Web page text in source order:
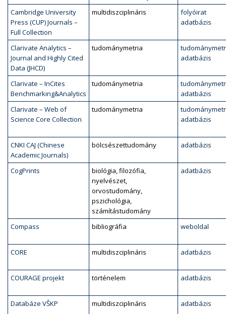
Cambridge University
Press (CUP) Journals –
Full Collection
multidiszciplináris
folyóirat
adatbázis
Clarivate Analytics –
Journal and Highly Cited
Data (JHCD)
tudománymetria
adatbázis
Clarivate – InCites
Benchmarking&Analytics
tudománymetria
adatbázis
Clarivate – Web of
Science Core Collection
tudománymetria
adatbázis
CNKI CAJ (Chinese
Academic Journals)
bölcsészettudomány adatbázis
CogPrints
biológia, filozófia,
nyelvészet,
orvostudomány,
pszichológia,
számítástudomány
adatbázis
Compass bibliográfia weboldal
CORE multidiszciplináris adatbázis
COURAGE projekt történelem adatbázis
Databáze VŠKP multidiszciplináris adatbázis